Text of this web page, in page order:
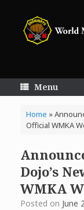
content
Menu
Home »
Official WMKA
Dojo’s
WMKA
Posted on June